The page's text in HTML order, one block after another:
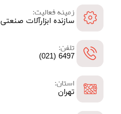
زمینه فعالیت:
سازنده ابزارآلات صنعتی
تلفن:
6497 (021)
استان:
تهران